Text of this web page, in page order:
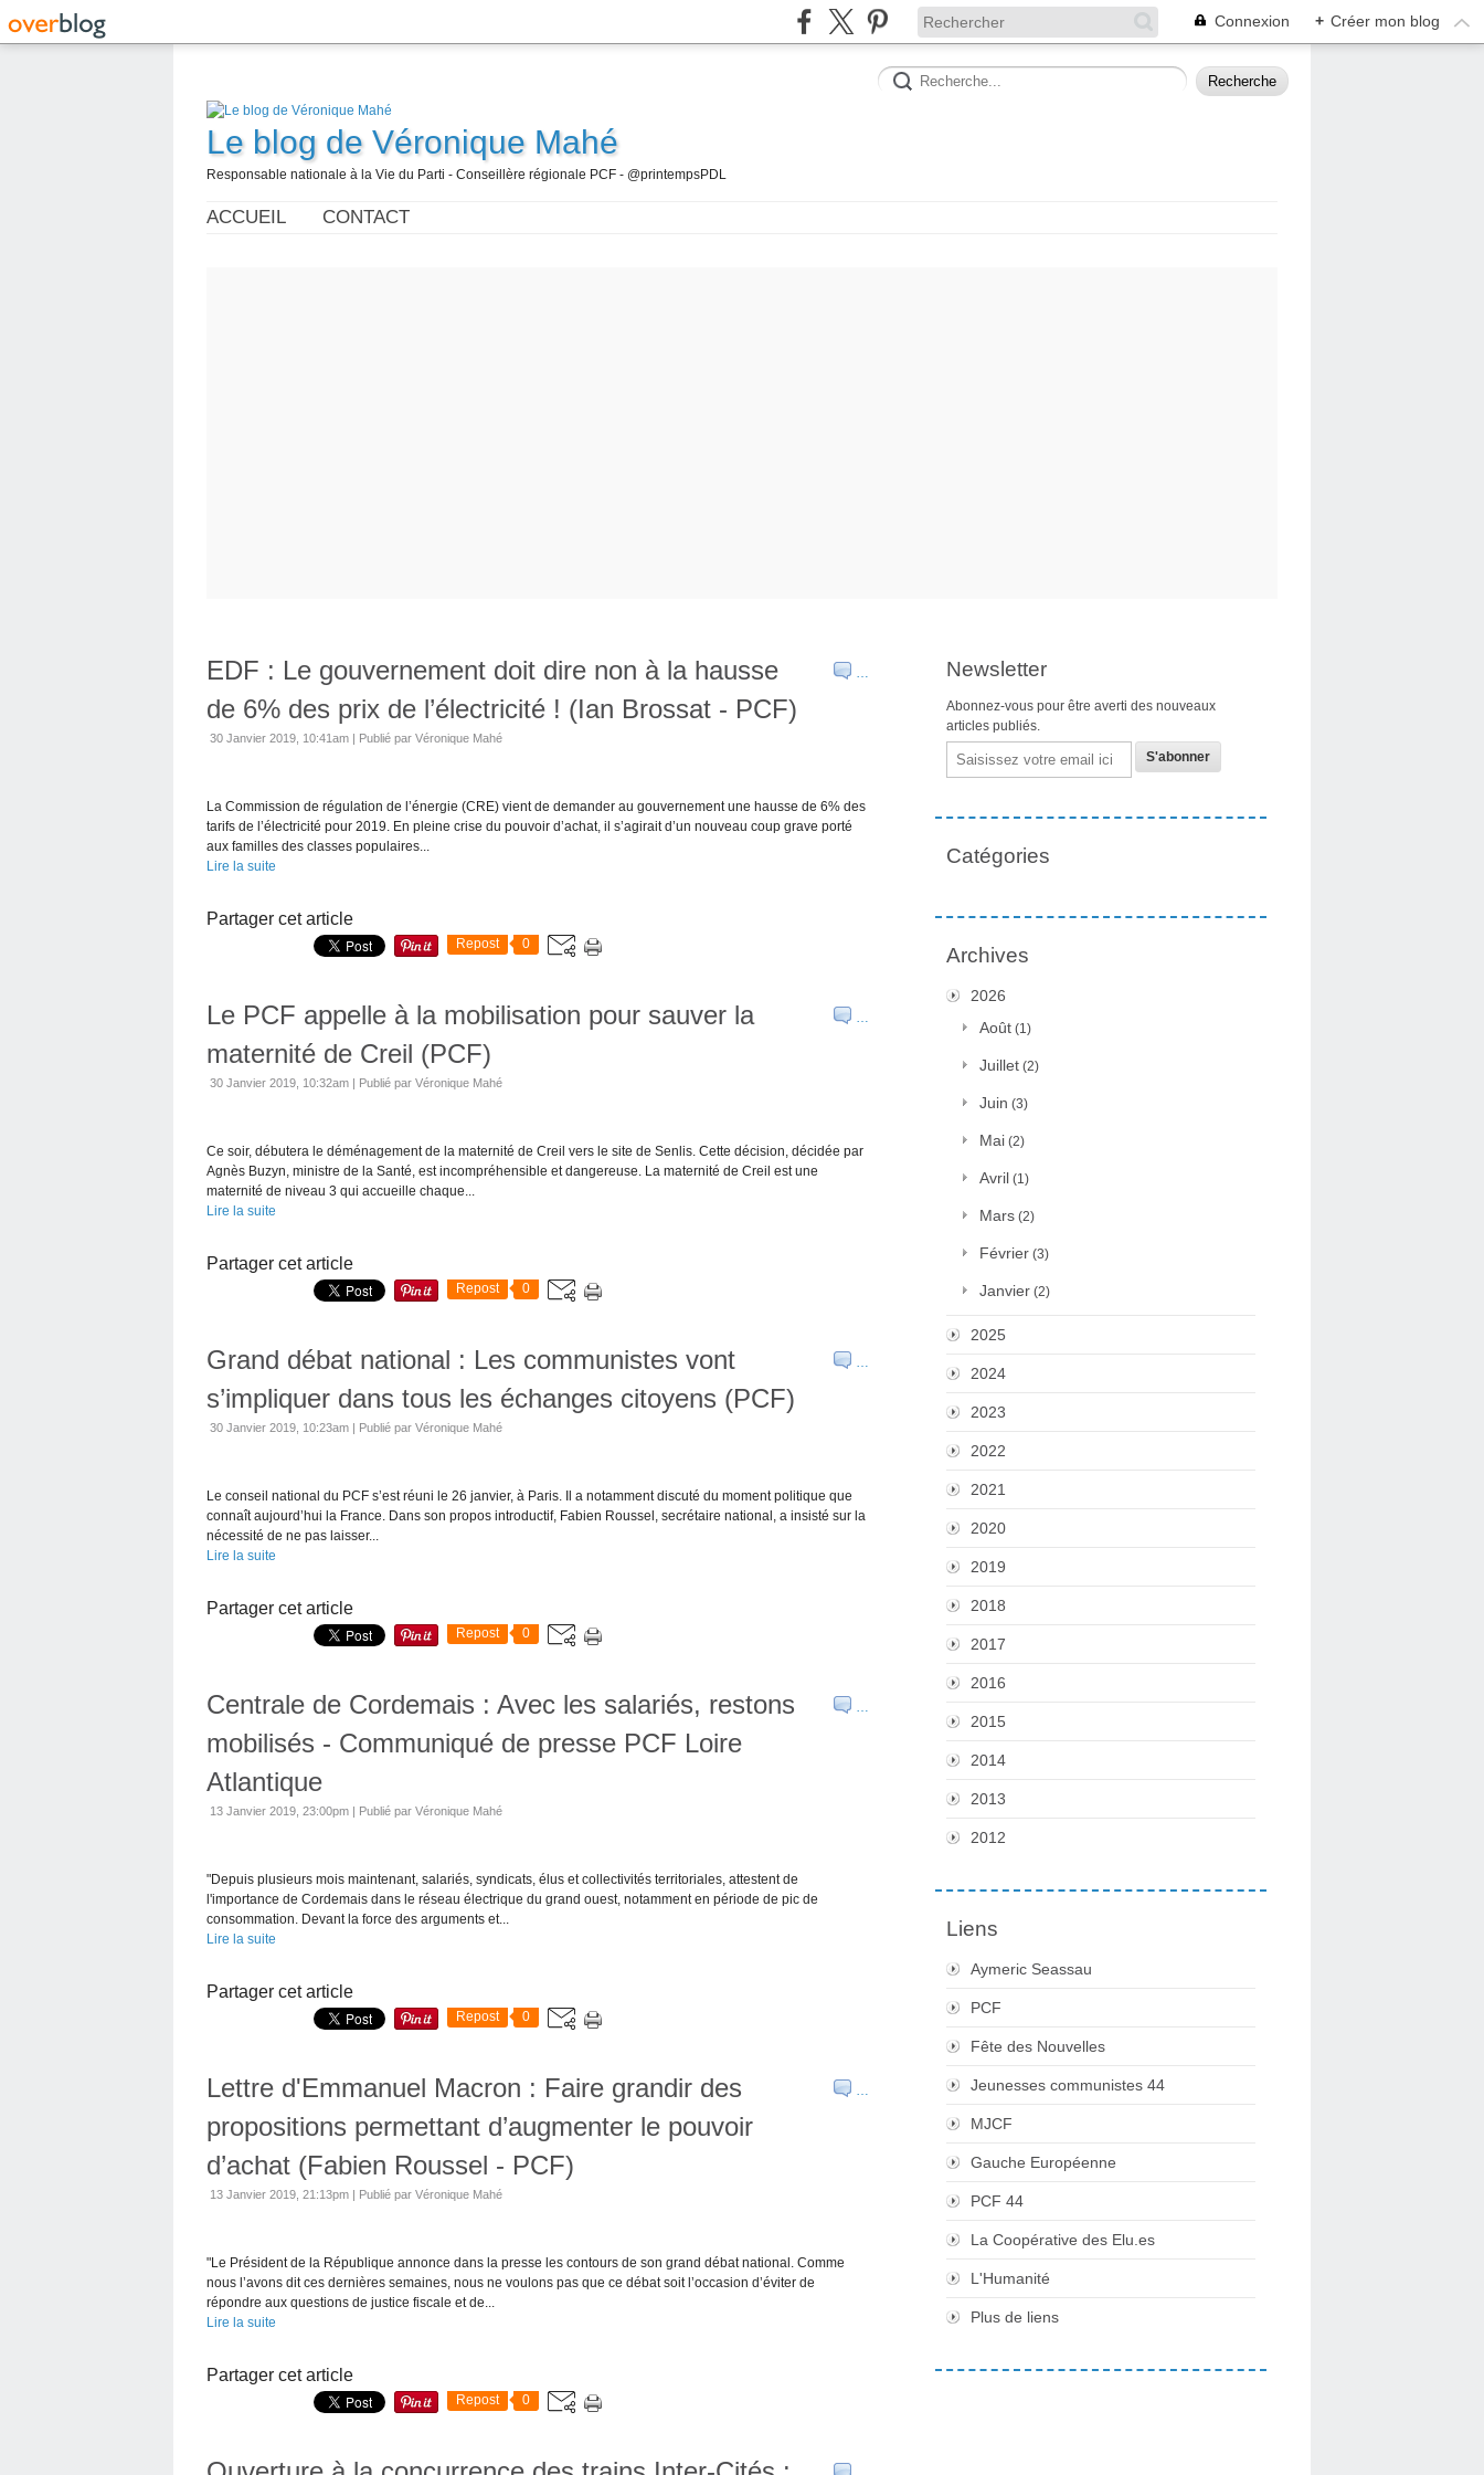
Connexion + Créer mon blog
Le blog de Véronique Mahé
Responsable nationale à la Vie du Parti - Conseillère régionale PCF - @printempsPDL
ACCUEIL CONTACT
…
EDF : Le gouvernement doit dire non à la hausse
de 6% des prix de l’électricité ! (Ian Brossat - PCF)
30 Janvier 2019, 10:41am | Publié par Véronique Mahé
La Commission de régulation de l’énergie (CRE) vient de demander au gouvernement une hausse de 6% des
tarifs de l’électricité pour 2019. En pleine crise du pouvoir d’achat, il s’agirait d’un nouveau coup grave porté
aux familles des classes populaires...
Lire la suite
Partager cet article
Repost 0
…
Le PCF appelle à la mobilisation pour sauver la
maternité de Creil (PCF)
30 Janvier 2019, 10:32am | Publié par Véronique Mahé
Ce soir, débutera le déménagement de la maternité de Creil vers le site de Senlis. Cette décision, décidée par
Agnès Buzyn, ministre de la Santé, est incompréhensible et dangereuse. La maternité de Creil est une
maternité de niveau 3 qui accueille chaque...
Lire la suite
Partager cet article
Repost 0
…
Grand débat national : Les communistes vont
s’impliquer dans tous les échanges citoyens (PCF)
30 Janvier 2019, 10:23am | Publié par Véronique Mahé
Le conseil national du PCF s’est réuni le 26 janvier, à Paris. Il a notamment discuté du moment politique que
connaît aujourd’hui la France. Dans son propos introductif, Fabien Roussel, secrétaire national, a insisté sur la
nécessité de ne pas laisser...
Lire la suite
Partager cet article
Repost 0
…
Centrale de Cordemais : Avec les salariés, restons
mobilisés - Communiqué de presse PCF Loire
Atlantique
13 Janvier 2019, 23:00pm | Publié par Véronique Mahé
"Depuis plusieurs mois maintenant, salariés, syndicats, élus et collectivités territoriales, attestent de
l'importance de Cordemais dans le réseau électrique du grand ouest, notamment en période de pic de
consommation. Devant la force des arguments et...
Lire la suite
Partager cet article
Repost 0
…
Lettre d'Emmanuel Macron : Faire grandir des
propositions permettant d’augmenter le pouvoir
d’achat (Fabien Roussel - PCF)
13 Janvier 2019, 21:13pm | Publié par Véronique Mahé
"Le Président de la République annonce dans la presse les contours de son grand débat national. Comme
nous l’avons dit ces dernières semaines, nous ne voulons pas que ce débat soit l’occasion d’éviter de
répondre aux questions de justice fiscale et de...
Lire la suite
Partager cet article
Repost 0
Newsletter
Abonnez-vous pour être averti des nouveaux
articles publiés.
Email
Catégories
Archives
2026
Août (1)
Juillet (2)
Juin (3)
Mai (2)
Avril (1)
Mars (2)
Février (3)
Janvier (2)
2025
2024
2023
2022
2021
2020
2019
2018
2017
2016
2015
2014
2013
2012
Liens
Aymeric Seassau
PCF
Fête des Nouvelles
Jeunesses communistes 44
MJCF
Gauche Européenne
PCF 44
La Coopérative des Elu.es
L'Humanité
Plus de liens